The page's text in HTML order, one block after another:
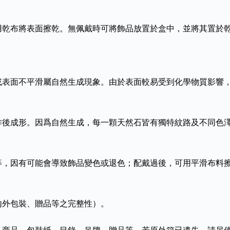
布將表面擦乾。無佩戴時可將飾品放置於盒中，並將其置於
面不平滑屬自然生成現象。由於表面較易受到化學物質影
成形。因爲自然生成，每一顆天然石皆有獨特紋路及不同
因有可能會導致飾品變色或退色；配戴過後，可用平滑布
包裝、贈品等之完整性）。